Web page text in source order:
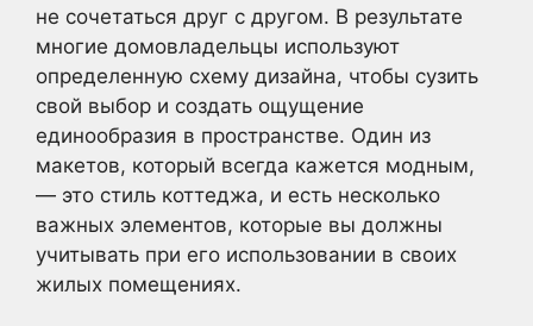
не сочетаться друг с другом. В результате
многие домовладельцы используют
определенную схему дизайна, чтобы сузить
свой выбор и создать ощущение
единообразия в пространстве. Один из
макетов, который всегда кажется модным,
— это стиль коттеджа, и есть несколько
важных элементов, которые вы должны
учитывать при его использовании в своих
жилых помещениях.